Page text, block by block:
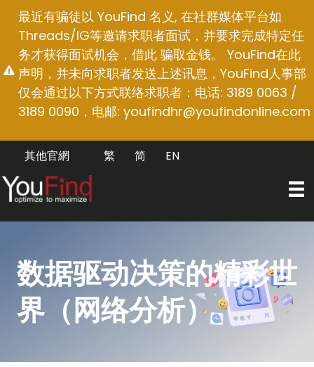
最近有骗徒以 YouFind 名义, 在社群媒体平台如
Threads/IG等邀请求职者面试，并要求完成特定任
务才获得面试机会，借此 骗取金钱。 YouFind在此
声明，并未向求职者发送上述讯息，YouFind人事部
仅会通过以下方式联络求职者：电话: 3189 0063 /
3189 0090，电邮: youfindhr@youfindonline.com
其他官網 EN
简
繁
数据驱动决策的精彩世
界（网络分析）